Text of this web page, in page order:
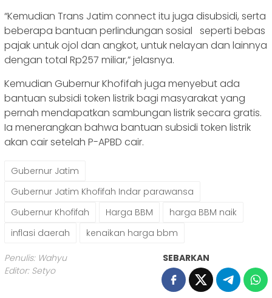
“Kemudian Trans Jatim connect itu juga disubsidi, serta
beberapa bantuan perlindungan sosial seperti bebas
pajak untuk ojol dan angkot, untuk nelayan dan lainnya
dengan total Rp257 miliar,” jelasnya.
Kemudian Gubernur Khofifah juga menyebut ada
bantuan subsidi token listrik bagi masyarakat yang
pernah mendapatkan sambungan listrik secara gratis.
Ia menerangkan bahwa bantuan subsidi token listrik
akan cair setelah P-APBD cair.
Gubernur Jatim
Gubernur Jatim Khofifah Indar parawansa
Gubernur Khofifah
Harga BBM
harga BBM naik
inflasi daerah
kenaikan harga bbm
Penulis: Wahyu
Editor: Setyo
SEBARKAN